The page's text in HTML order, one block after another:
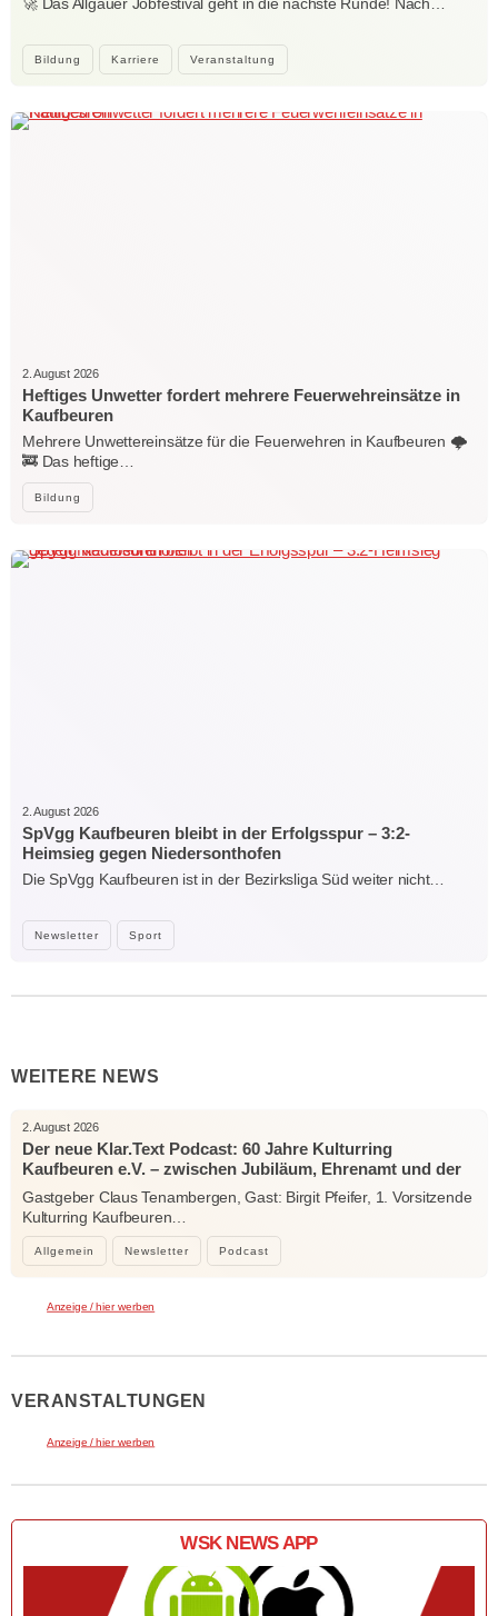
Bildung Karriere Veranstaltung
🚀 Das Allgäuer Jobfestival geht in die nächste Runde! Nach…
Bildung
2. August 2026
Heftiges Unwetter fordert mehrere Feuerwehreinsätze in
Kaufbeuren
Mehrere Unwettereinsätze für die Feuerwehren in Kaufbeuren 🌩️
🚒 Das heftige…
Newsletter Sport
2. August 2026
SpVgg Kaufbeuren bleibt in der Erfolgsspur – 3:2-
Heimsieg gegen Niedersonthofen
Die SpVgg Kaufbeuren ist in der Bezirksliga Süd weiter nicht…
WEITERE NEWS
Allgemein Newsletter Podcast
2. August 2026
Der neue Klar.Text Podcast: 60 Jahre Kulturring
Kaufbeuren e.V. – zwischen Jubiläum, Ehrenamt und der
Kraft der Kultur
Gastgeber Claus Tenambergen, Gast: Birgit Pfeifer, 1. Vorsitzende
Kulturring Kaufbeuren…
Anzeige / hier werben
VERANSTALTUNGEN
Anzeige / hier werben
WSK NEWS APP